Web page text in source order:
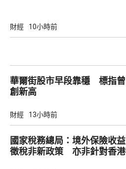
財經 10小時前
華爾街股市早段靠穩 標指曾
創新高
財經 13小時前
國家稅務總局：境外保險收益
徵稅非新政策 亦非針對香港